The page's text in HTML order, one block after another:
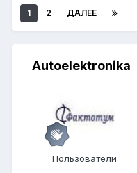
1 2 ДАЛЕЕ
Autoelektronika
Пользователи